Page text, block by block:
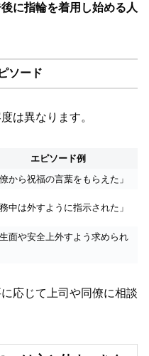
に指輪を着用し始める人
ソード
は異なります。
エピソード例
僚から祝福の言葉をもらえた」
務中は外すように指示された」
生面や安全上外すよう求められ
応じて上司や同僚に相談